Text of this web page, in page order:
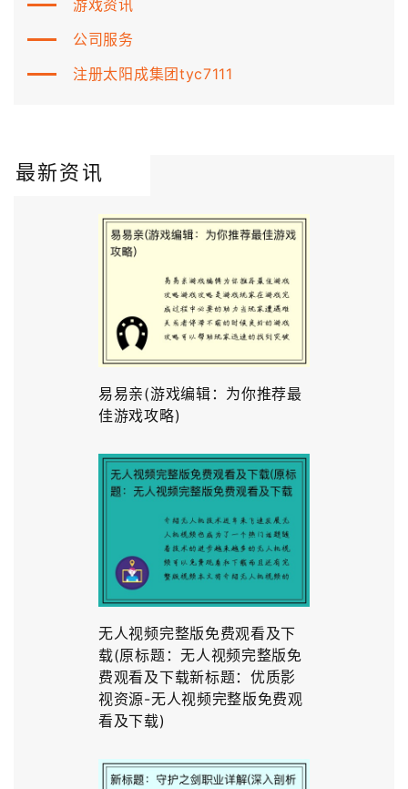
游戏资讯
公司服务
注册太阳成集团tyc7111
最新资讯
易易亲(游戏编辑：为你推荐最
佳游戏攻略)
无人视频完整版免费观看及下
载(原标题：无人视频完整版免
费观看及下载新标题：优质影
视资源-无人视频完整版免费观
看及下载)